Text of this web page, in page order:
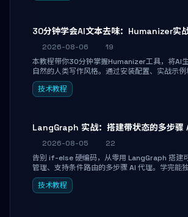
30分钟学会AI文本去味：Humanizer实
2026-08-06
19
本教程带你30分钟掌握Humanizer工具，将AI
自然的人类写作风格。通过安装配置、实战示例
你的内容告别AI痕迹，匹配个人写作习惯，适
术博主。
技术教程
LangGraph 实战：搭建带状态的多步
2026-08-05
22
告别 if-else 硬编码，从零用 LangGraph 搭建
管理、支持条件路由的多步骤 AI 代理。学完能
决策、工具调用和持久化状态的复杂工作流，
状态丢失等常见坑点。
技术教程